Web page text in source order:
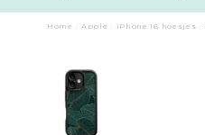
Home Apple iPhone 16 hoesjes